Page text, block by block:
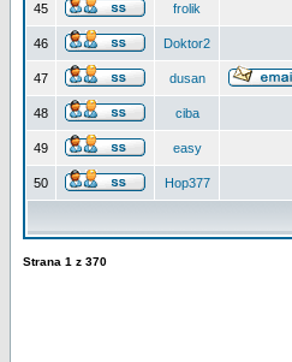
45 frolik
46 Doktor2
47 dusan
48 ciba
49 easy
50 Hop377
Strana 1 z 370